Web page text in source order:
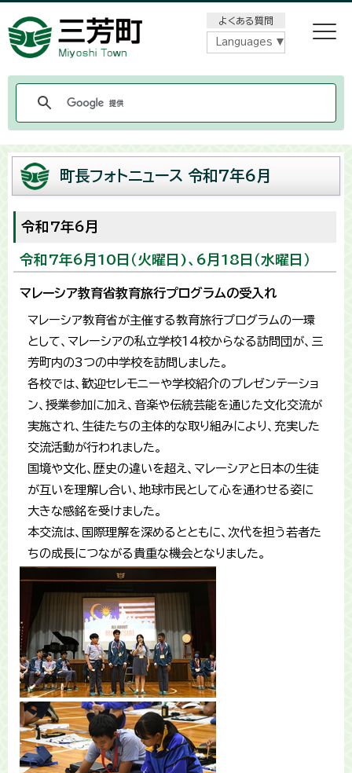
よくある質問
Languages
町長フォトニュース 令和7年6月
令和7年6月
令和7年6月10日（火曜日)、6月18日（水曜日）
マレーシア教育省教育旅行プログラムの受入れ
マレーシア教育省が主催する教育旅行プログラムの一環
として、マレーシアの私立学校14校からなる訪問団が、三
芳町内の3つの中学校を訪問しました。
各校では、歓迎セレモニーや学校紹介のプレゼンテーショ
ン、授業参加に加え、音楽や伝統芸能を通じた文化交流が
実施され、生徒たちの主体的な取り組みにより、充実した
交流活動が行われました。
国境や文化、歴史の違いを超え、マレーシアと日本の生徒
が互いを理解し合い、地球市民として心を通わせる姿に
大きな感銘を受けました。
本交流は、国際理解を深めるとともに、次代を担う若者た
ちの成長につながる貴重な機会となりました。